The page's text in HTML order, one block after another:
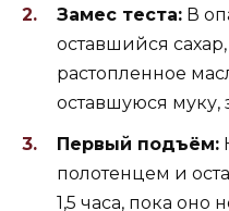
Замес теста: В
оставшийся
растопленное
оставшуюся муку,
Первый подъём:
полотенцем и
1,5 часа, пока оно